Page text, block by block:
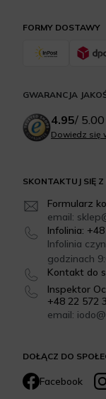
DOŁĄCZ DO
Facebook
SKONTAKTUJ SIĘ
Formularz
email:
Infolinia:
Infolinia
godzinach
Kontakt do
Inspektor
+48 22 572
email:
FORMY DOSTAWY
GWARANCJA
4.95/ 5.00
Dowiedz się